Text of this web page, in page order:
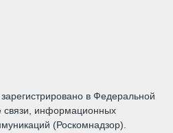
в Федеральной
связи, информационных
(Роскомнадзор).